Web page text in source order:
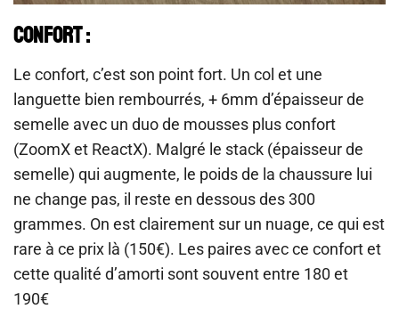
CONFORT :
Le confort, c’est son point fort. Un col et une
languette bien rembourrés, + 6mm d’épaisseur de
semelle avec un duo de mousses plus confort
(ZoomX et ReactX). Malgré le stack (épaisseur de
semelle) qui augmente, le poids de la chaussure lui
ne change pas, il reste en dessous des 300
grammes. On est clairement sur un nuage, ce qui est
rare à ce prix là (150€). Les paires avec ce confort et
cette qualité d’amorti sont souvent entre 180 et
190€